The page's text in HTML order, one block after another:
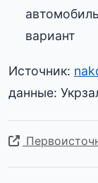
вариант
Источник:
данные: